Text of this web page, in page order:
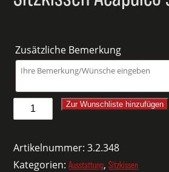
Zusätzliche Bemerkung
Sitzkissen
Acapulco
Zur Wunschliste hinzufügen
Artikelnummer:3.2.348
Kategorien:Ausstattung,Sitzkissen